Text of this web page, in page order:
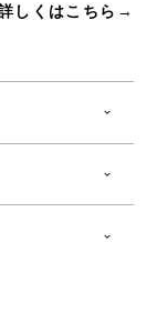
しくはこちら→